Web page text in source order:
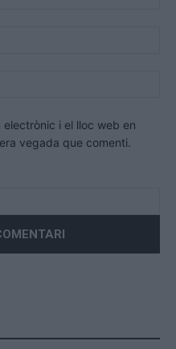
electrònic i el lloc web en
vegada que comenti.